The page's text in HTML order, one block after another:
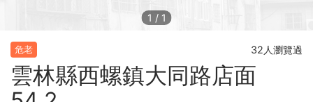
1 / 1
危老 32人瀏覽過
雲林縣西螺鎮大同路店面